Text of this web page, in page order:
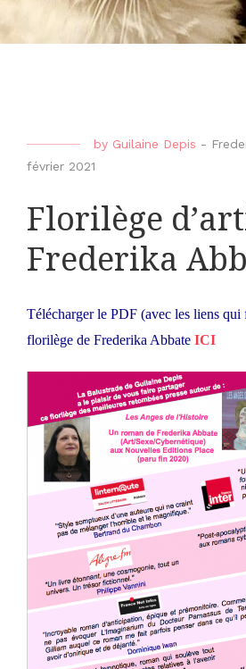
by Guilaine Depis -
février 2021
Florilège
Frederika
Télécharger le PDF (avec les liens qui
florilège de Frederika Abbate ICI